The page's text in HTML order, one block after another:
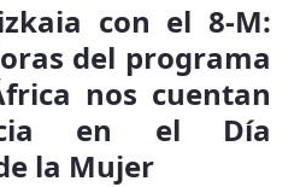
con el 8-M:
del programa
nos cuentan
en el Día
la Mujer